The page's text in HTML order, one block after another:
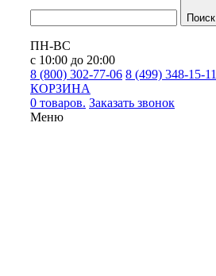
Поиск
ПН-ВС
с 10:00 до 20:00
8 (800) 302-77-06 8 (499) 348-15-11
КОРЗИНА
0 товаров. Заказать звонок
Меню